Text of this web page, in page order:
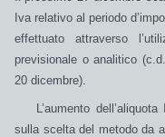
Iva relativo al periodo
effettuato attraverso
previsionale oanalitico
20 dicembre).
L’aumento dell’aliquota
sulla scelta del metodo da